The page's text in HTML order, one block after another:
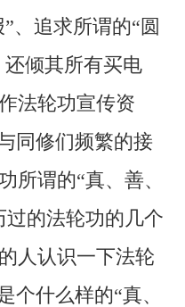
、追求所谓的“圆
还倾其所有买电
法轮功宣传资
同修们频繁的接
所谓的“真、善、
过的法轮功的几个
人认识一下法轮
个什么样的“真、